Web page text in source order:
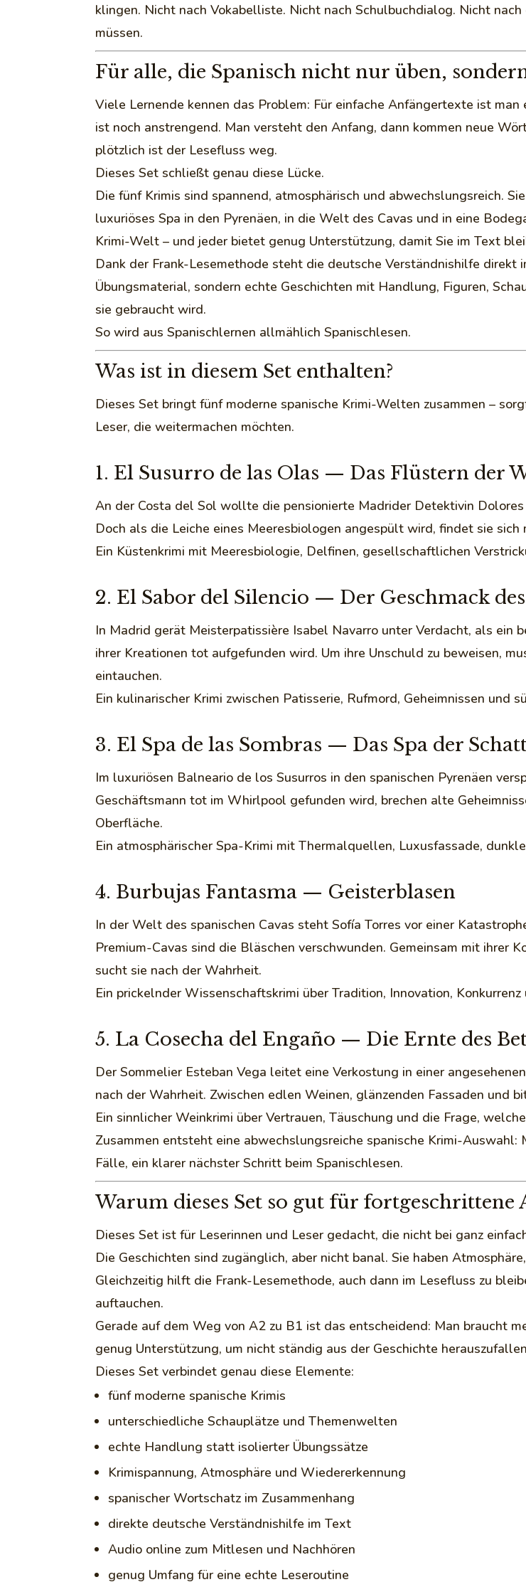
klingen. Nicht nach Vokabelliste. Nicht nach Schulbuchdialog. Nicht
müssen.
Für alle, die Spanisch nicht nur üben,
Viele Lernende kennen das Problem: Für einfache Anfängertexte ist
ist noch anstrengend. Man versteht den Anfang, dann kommen neue
plötzlich ist der Lesefluss weg.
Dieses Set schließt genau diese Lücke.
Die fünf Krimis sind spannend, atmosphärisch und abwechslungsreich.
luxuriöses Spa in den Pyrenäen, in die Welt des Cavas und in eine
Krimi-Welt – und jeder bietet genug Unterstützung, damit Sie im Text
Dank der Frank-Lesemethode steht die deutsche Verständnishilfe direkt
Übungsmaterial, sondern echte Geschichten mit Handlung, Figuren,
sie gebraucht wird.
So wird aus Spanischlernen allmählich Spanischlesen.
Was ist in diesem Set enthalten?
Dieses Set bringt fünf moderne spanische Krimi-Welten zusammen –
Leser, die weitermachen möchten.
1. El Susurro de las Olas — Das Flüstern der
An der Costa del Sol wollte die pensionierte Madrider Detektivin
Doch als die Leiche eines Meeresbiologen angespült wird, findet sie
Ein Küstenkrimi mit Meeresbiologie, Delfinen, gesellschaftlichen
2. El Sabor del Silencio — Der Geschmack
In Madrid gerät Meisterpatissière Isabel Navarro unter Verdacht, als ein
ihrer Kreationen tot aufgefunden wird. Um ihre Unschuld zu beweisen,
eintauchen.
Ein kulinarischer Krimi zwischen Patisserie, Rufmord, Geheimnissen und
3. El Spa de las Sombras — Das Spa der
Im luxuriösen Balneario de los Susurros in den spanischen Pyrenäen
Geschäftsmann tot im Whirlpool gefunden wird, brechen alte
Oberfläche.
Ein atmosphärischer Spa-Krimi mit Thermalquellen, Luxusfassade,
4. Burbujas Fantasma — Geisterblasen
In der Welt des spanischen Cavas steht Sofía Torres vor einer
Premium-Cavas sind die Bläschen verschwunden. Gemeinsam mit ihrer
sucht sie nach der Wahrheit.
Ein prickelnder Wissenschaftskrimi über Tradition, Innovation,
5. La Cosecha del Engaño — Die Ernte des
Der Sommelier Esteban Vega leitet eine Verkostung in einer
nach der Wahrheit. Zwischen edlen Weinen, glänzenden Fassaden und
Ein sinnlicher Weinkrimi über Vertrauen, Täuschung und die Frage,
Zusammen entsteht eine abwechslungsreiche spanische Krimi-
Fälle, ein klarer nächster Schritt beim Spanischlesen.
Warum dieses Set so gut für
Dieses Set ist für Leserinnen und Leser gedacht, die nicht bei ganz
Die Geschichten sind zugänglich, aber nicht banal. Sie haben
Gleichzeitig hilft die Frank-Lesemethode, auch dann im Lesefluss zu
auftauchen.
Gerade auf dem Weg von A2 zu B1 ist das entscheidend: Man braucht
genug Unterstützung, um nicht ständig aus der Geschichte
Dieses Set verbindet genau diese Elemente:
fünf moderne spanische Krimis
unterschiedliche Schauplätze und Themenwelten
echte Handlung statt isolierter Übungssätze
Krimispannung, Atmosphäre und Wiedererkennung
spanischer Wortschatz im Zusammenhang
direkte deutsche Verständnishilfe im Text
Audio online zum Mitlesen und Nachhören
genug Umfang für eine echte Leseroutine